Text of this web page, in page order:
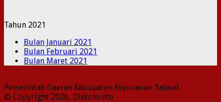
Tahun 2021
Bulan Januari 2021
Bulan Februari 2021
Bulan Maret 2021
Pemerintah Daerah Kabupaten Kepulauan Talaud
© Copyright 2026, Diskominfo